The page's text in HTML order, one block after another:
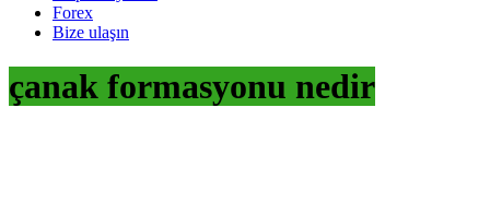
Forex
Bize ulaşın
çanak formasyonu nedir